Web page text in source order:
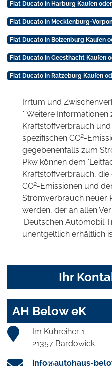
Fiat Ducato in Harburg Kaufen
Fiat Ducato in Mecklenburg-
Fiat Ducato in Boizenburg Kaufen
Fiat Ducato in Geesthacht Kaufen
Fiat Ducato in Ratzeburg Kaufen
Irrtum und
* Weitere Informationen
Kraftstoffverbrauch
spezifischen CO2-
gegebenenfalls zum
Pkw können dem
Kraftstoffverbrauch, die
CO2-Emissionen und
Stromverbrauch neuer
werden, der an allen
'Deutschen Automobil
unentgeltlich erhältlich
Ihr
AH Below eK
Im Kuhreiher 1
21357 Bardowick
info@autohaus-